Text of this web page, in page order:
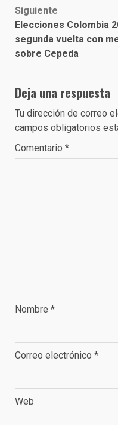
Siguiente
Elecciones Colombia
segunda vuelta con
sobre Cepeda
Deja una respuesta
Tu dirección de correo
campos obligatorios
Comentario *
Nombre *
Correo electrónico *
Web